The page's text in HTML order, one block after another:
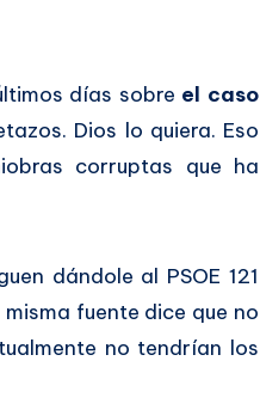
días sobre el caso
Dios lo quiera. Eso
corruptas que ha
dándole al PSOE 121
fuente dice que no
no tendrían los